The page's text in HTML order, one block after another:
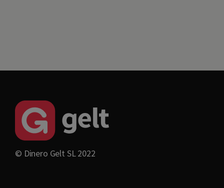
© Dinero Gelt SL 2022